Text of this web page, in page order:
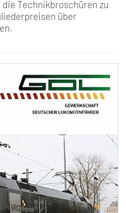
Technikbroschüren zu
über